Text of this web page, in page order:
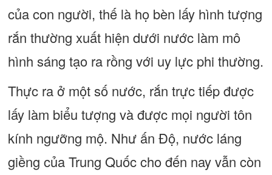
của con người, thế là họ bèn lấy hình tượng
rắn thường xuất hiện dưới nước làm mô
hình sáng tạo ra rồng với uy lực phi thường.
Thực ra ở một số nước, rắn trực tiếp được
lấy làm biểu tượng và được mọi người tôn
kính ngưỡng mộ. Như ấn Độ, nước láng
giềng của Trung Quốc cho đến nay vẫn còn